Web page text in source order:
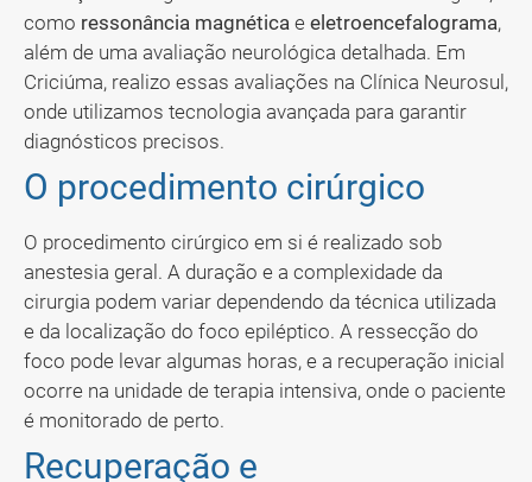
como ressonância magnética e eletroencefalograma,
além de uma avaliação neurológica detalhada. Em
Criciúma, realizo essas avaliações na Clínica Neurosul,
onde utilizamos tecnologia avançada para garantir
diagnósticos precisos.
O procedimento cirúrgico
O procedimento cirúrgico em si é realizado sob
anestesia geral. A duração e a complexidade da
cirurgia podem variar dependendo da técnica utilizada
e da localização do foco epiléptico. A ressecção do
foco pode levar algumas horas, e a recuperação inicial
ocorre na unidade de terapia intensiva, onde o paciente
é monitorado de perto.
Recuperação e